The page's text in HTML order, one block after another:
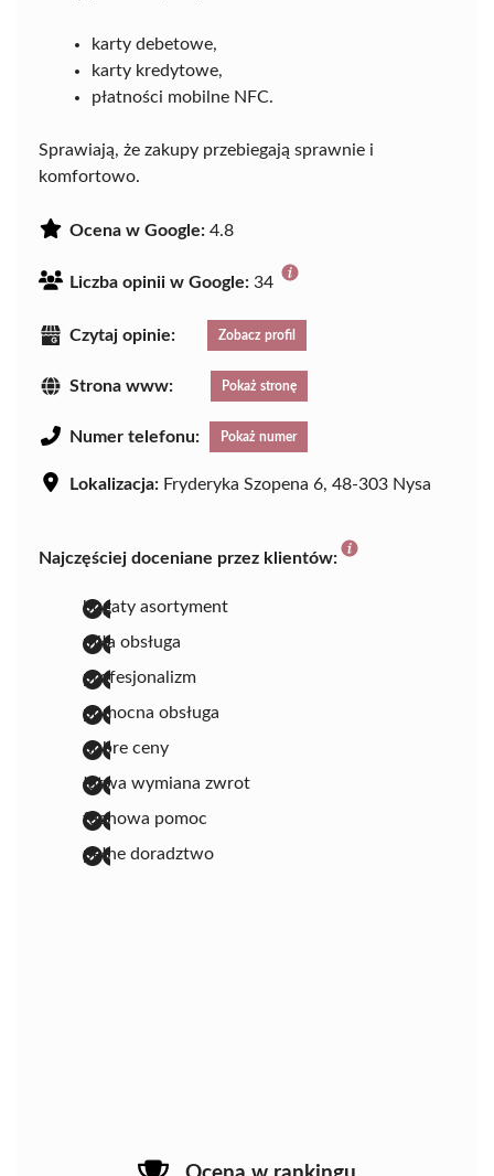
karty debetowe,
karty kredytowe,
płatności mobilne NFC.
Sprawiają, że zakupy przebiegają sprawnie i
komfortowo.
Ocena w Google: 4.8
Liczba opinii w Google: 34
Czytaj opinie: Zobacz profil
Strona www: Pokaż stronę
Numer telefonu: Pokaż numer
Lokalizacja: Fryderyka Szopena 6, 48-303 Nysa
Najczęściej doceniane przez klientów:
bogaty asortyment
miła obsługa
profesjonalizm
pomocna obsługa
dobre ceny
łatwa wymiana zwrot
fachowa pomoc
pełne doradztwo